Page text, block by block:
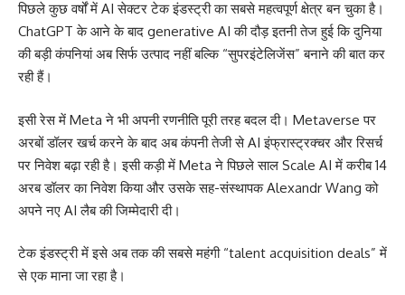
पिछले कुछ वर्षों में AI सेक्टर टेक इंडस्ट्री का सबसे महत्वपूर्ण क्षेत्र बन चुका है।
ChatGPT के आने के बाद generative AI की दौड़ इतनी तेज हुई कि दुनिया
की बड़ी कंपनियां अब सिर्फ उत्पाद नहीं बल्कि “सुपरइंटेलिजेंस” बनाने की बात कर
रही हैं।
इसी रेस में Meta ने भी अपनी रणनीति पूरी तरह बदल दी। Metaverse पर
अरबों डॉलर खर्च करने के बाद अब कंपनी तेजी से AI इंफ्रास्ट्रक्चर और रिसर्च
पर निवेश बढ़ा रही है। इसी कड़ी में Meta ने पिछले साल Scale AI में करीब 14
अरब डॉलर का निवेश किया और उसके सह-संस्थापक Alexandr Wang को
अपने नए AI लैब की जिम्मेदारी दी।
टेक इंडस्ट्री में इसे अब तक की सबसे महंगी “talent acquisition deals” में
से एक माना जा रहा है।